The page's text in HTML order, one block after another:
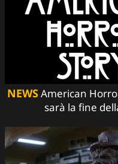
NEWSAmerican
sarà la fine